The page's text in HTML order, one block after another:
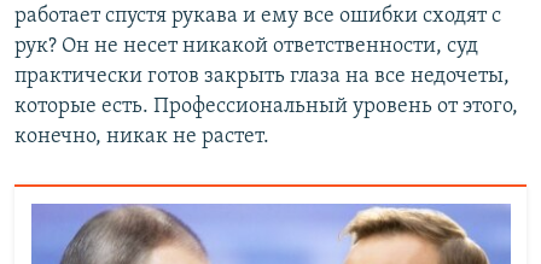
работает спустя рукава и ему все ошибки сходят с
рук? Он не несет никакой ответственности, суд
практически готов закрыть глаза на все недочеты,
которые есть. Профессиональный уровень от этого,
конечно, никак не растет.